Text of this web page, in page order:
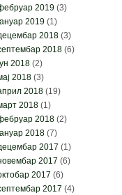
2019(3)
2019(1)
2018(3)
2018(6)
2018(2)
2018(3)
2018(19)
2018(1)
2018(2)
2018(7)
2017 (1)
2017 (6)
2017 (6)
2017 (4)